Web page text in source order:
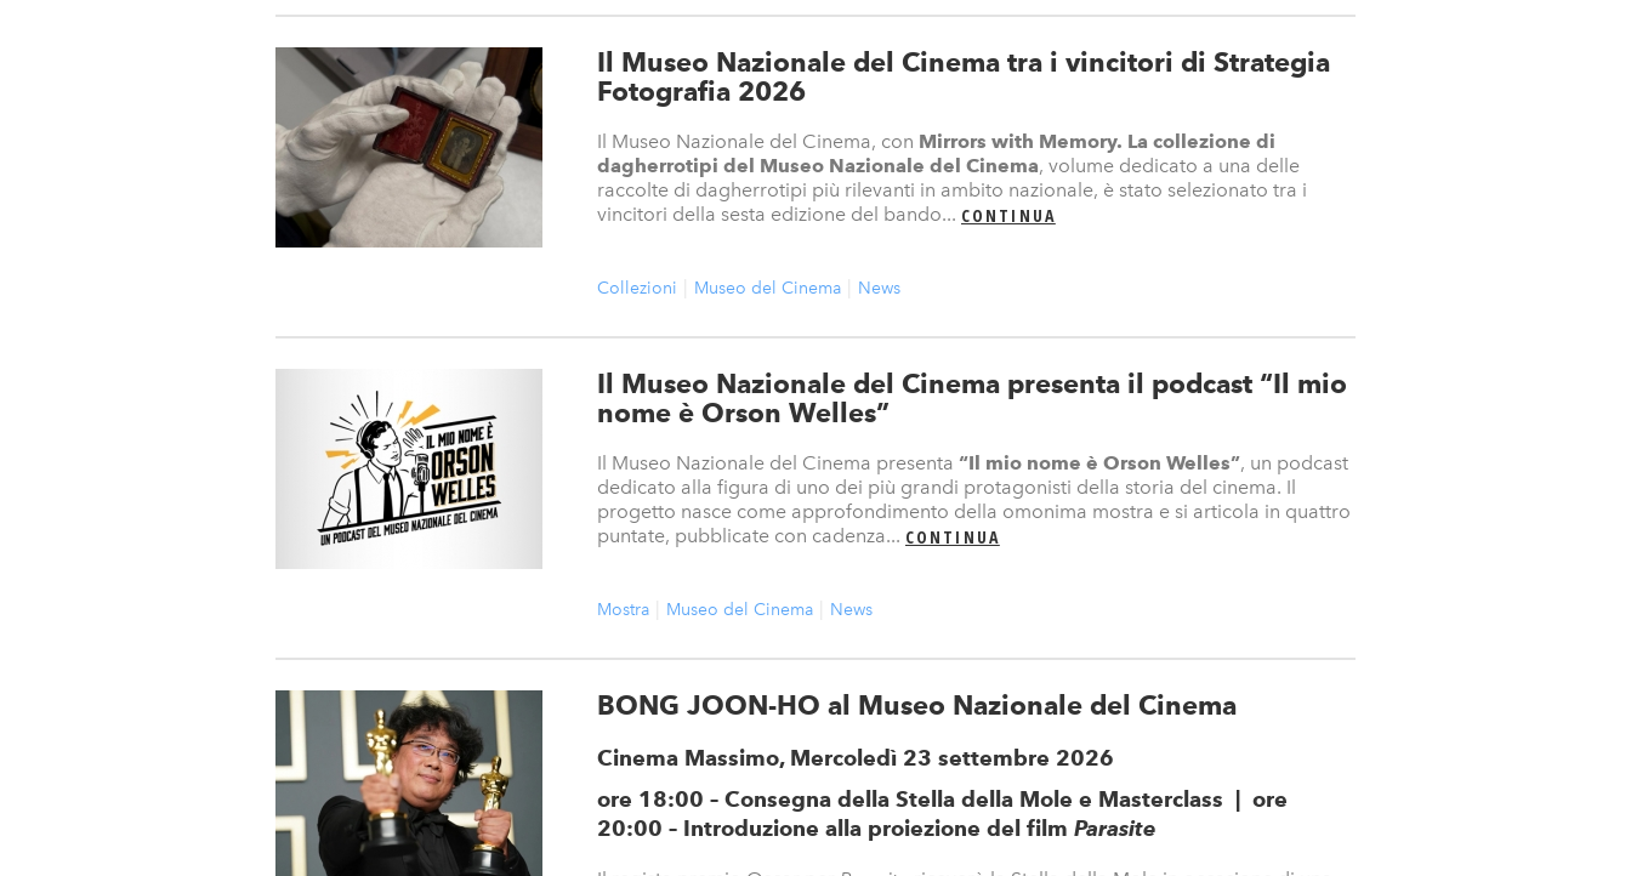
Il Museo Nazionale del Cinema tra i vincitori di Strategia
Fotografia 2026
Il Museo Nazionale del Cinema, con Mirrors with Memory. La collezione di
dagherrotipi del Museo Nazionale del Cinema, volume dedicato a una delle
raccolte di dagherrotipi più rilevanti in ambito nazionale, è stato selezionato tra i
vincitori della sesta edizione del bando... CONTINUA
Collezioni Museo del Cinema News
Il Museo Nazionale del Cinema presenta il podcast “Il mio
nome è Orson Welles”
Il Museo Nazionale del Cinema presenta “Il mio nome è Orson Welles”, un podcast
dedicato alla figura di uno dei più grandi protagonisti della storia del cinema. Il
progetto nasce come approfondimento della omonima mostra e si articola in quattro
puntate, pubblicate con cadenza... CONTINUA
Mostra Museo del Cinema News
BONG JOON-HO al Museo Nazionale del Cinema
Cinema Massimo, Mercoledì 23 settembre 2026
ore 18:00 – Consegna della Stella della Mole e Masterclass | ore
20:00 – Introduzione alla proiezione del film Parasite